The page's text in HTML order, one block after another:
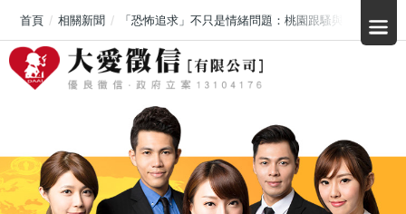
首頁 相關新聞 「恐怖追求」不只是情緒問題：桃園跟騷與暴力案件